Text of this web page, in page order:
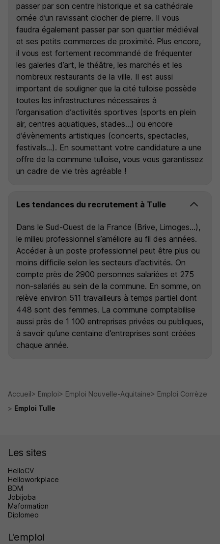
passer par son centre historique et sa cathédrale
ornée d’un ravissant clocher de pierre. Il vous
faudra également passer par son quartier médiéval
et ses petits commerces de proximité. Plus encore,
il vous est fortement recommandé de fréquenter
les galeries d’art, le théâtre, les marchés et les
nombreux restaurants de la ville. Il est aussi
important de souligner que la cité tulloise possède
toutes les infrastructures nécessaires à
l’organisation d’activités sportives (sports en plein
air, centres aquatiques, stades…) ou encore
d’évènements artistiques (concerts, spectacles,
festivals…). En soumettant votre candidature a une
offre de la commune tulloise, vous vous garantissez
un cadre de vie très agréable !
Les tendances du recrutement à Tulle
Dans le Sud-Ouest de la France (Brive, Limoges…),
le milieu professionnel s’améliore au fil des années.
Accéder à un poste professionnel peut être plus ou
moins difficile selon les secteurs d’activités. On
compte près de 2900 personnes salariées et 275
non-salariés au sein de la commune. En somme, on
relève environ 511 travailleurs à temps partiel dont
448 sont des femmes. La commune comptabilise
aussi près de 1 100 entreprises privées ou publiques,
à savoir qu’une centaine d’entreprises sont créées
chaque année.
Accueil Emploi Emploi Nouvelle-Aquitaine
Emploi Corrèze
Emploi Tulle
Les sites
HelloCV
Helloworkplace
BDM
Jobijoba
Maformation
Diplomeo
L'emploi